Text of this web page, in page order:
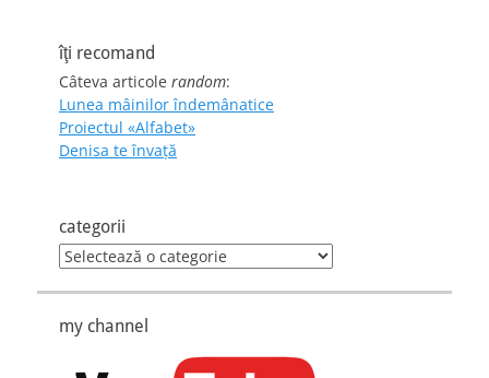
îţi recomand
Câteva articole random:
Lunea mâinilor îndemânatice
Proiectul «Alfabet»
Denisa te învaţă
categorii
categorii
my channel